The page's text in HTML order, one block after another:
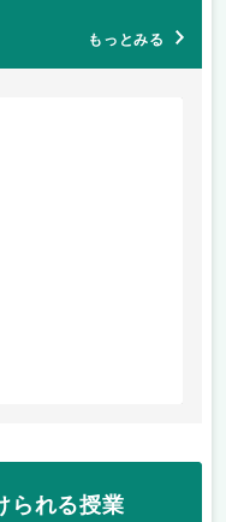
もっとみる
られる授業